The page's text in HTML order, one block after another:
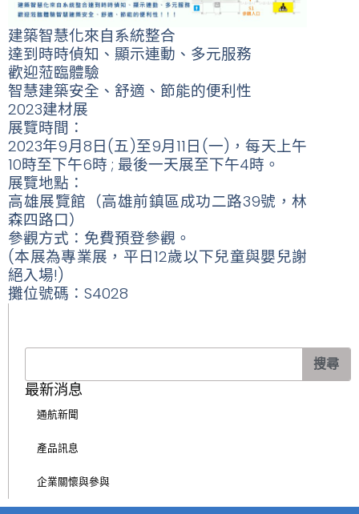
建築智慧化來自系統整合
達到時時偵知、顯示連動、多元服務
歡迎蒞臨體驗
智慧建築安全、舒適、節能的便利性
2023建材展
展覽時間：
2023年9月8日(五)至9月11日(一)，每天上午
10時至下午6時 ; 最後一天展至下午4時。
展覽地點：
高雄展覽館（高雄前鎮區成功二路39號，林
森四路口）
參觀方式：免費預登參觀。
(本展為專業展，平日12歲以下兒童與嬰兒謝
絕入場!)
攤位號碼：S4028
搜尋
最新消息
通航新聞
產品訊息
企業關懷與參與